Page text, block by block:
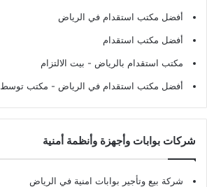
أفضل مكتب استقدام في الرياض
أفضل مكتب استقدام
مكتب استقدام بالرياض - بيت الالتزام
أفضل مكتب استقدام في الرياض - مكتب توسط
شركات بوابات وأجهزة وأنظمة أمنية
شركة بيع وتأجير بوابات امنية في الرياض